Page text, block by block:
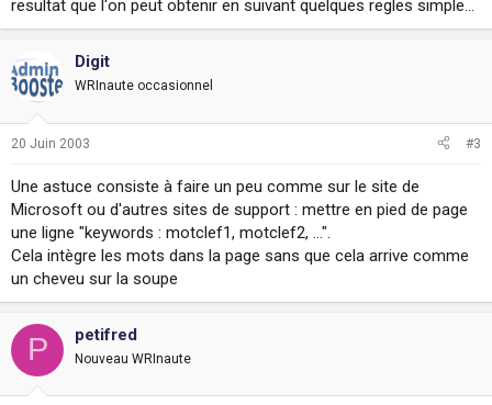
resultat que l'on peut obtenir en suivant quelques regles simple...
Digit
WRInaute occasionnel
20 Juin 2003 #3
Une astuce consiste à faire un peu comme sur le site de
Microsoft ou d'autres sites de support : mettre en pied de page
une ligne "keywords : motclef1, motclef2, ...".
Cela intègre les mots dans la page sans que cela arrive comme
un cheveu sur la soupe
P petifred
Nouveau WRInaute